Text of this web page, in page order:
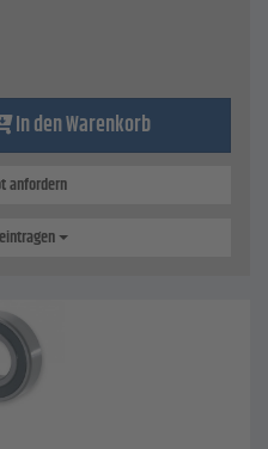
In den Warenkorb
anfordern